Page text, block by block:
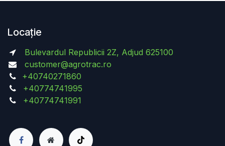
Locație
Bulevardul Republicii 2Z, Adjud 625100
customer@agrotrac.ro
+40740271860
+40774741995
+40774741991